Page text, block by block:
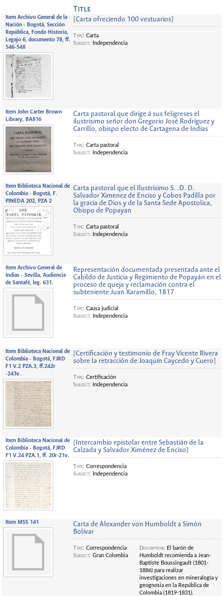
Title
Item Archivo General de la
Nación - Bogotá, Sección
República, Fondo Historia,
Legajo 6, documento 78, ff.
546-548
[Carta ofreciendo 100 vestuarios]
Type: Carta
Subject: Independencia
Item John Carter Brown
Library, BA816
Carta pastoral que dirige á sus feligreses el
ilustrísimo señor don Gregorio José Rodriguez y
Carrillo, obispo electo de Cartagena de Indias
Type: Carta pastoral
Subject: Independencia
Item Biblioteca Nacional de
Colombia - Bogotá, F.
PINEDA 202, PZA 2
Carta pastoral que el Ilustrisimo S. .D. D.
Salvador Ximenez de Enciso y Cobos Padilla por
la gracia de Dios y de la Santa Sede Apostolica,
Obispo de Popayan
Type: Carta pastoral
Subject: Independencia
Item Archivo General de
Indias - Sevilla, Audiencia
de Santafé, leg. 631.
Representación documentada presentada ante el
Cabildo de Justicia y Regimiento de Popayán en el
proceso de queja y reclamación contra el
subteniente Juan Xaramillo, 1817
Type: Causa judicial
Subject: Independencia
Item Biblioteca Nacional de
Colombia - Bogotá, FJRD
F1 V.2 PZA.3, ff.242r
-243v.
[Certificación y testimonio de Fray Vicente Rivera
sobre la retracción de Joaquín Caycedo y Cuero]
Type: Certificación
Subject: Independencia
Item Biblioteca Nacional de
Colombia - Bogotá, FJRD
F1 V.24 PZA.1, ff. 20r-21v.
[Intercambio epistolar entre Sebastián de la
Calzada y Salvador Ximénez de Enciso]
Type: Correspondencia
Subject: Independencia
Item MSS 141
Carta de Alexander von Humboldt a Simón
Bolívar
Type: Correspondencia
Subject: Gran Colombia
Description:
El barón de
Humboldt recomienda a Jean-
Baptiste Boussingault (1801-
1886) para realizar
investigaciones en mineralogía y
geognosia en la República de
Colombia (1819-1831).